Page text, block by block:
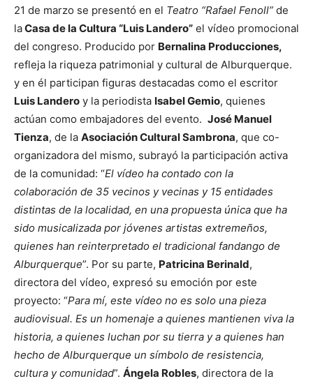
21 de marzo se presentó en el Teatro “Rafael Fenoll” de
laCasa de la Cultura “Luis Landero” el vídeo promocional
del congreso. Producido por Bernalina Producciones,
refleja la riqueza patrimonial y cultural de Alburquerque.
y en él participan figuras destacadas como el escritor
Luis Landero y la periodista Isabel Gemio, quienes
actúan como embajadores del evento. José Manuel
Tienza, de la Asociación Cultural Sambrona, que co-
organizadora del mismo, subrayó la participación activa
de la comunidad: “El vídeo ha contado con la
colaboración de 35 vecinos y vecinas y 15 entidades
distintas de la localidad, en una propuesta única que ha
sido musicalizada por jóvenes artistas extremeños,
quienes han reinterpretado el tradicional fandango de
Alburquerque”. Por su parte, Patricina Berinald,
directora del vídeo, expresó su emoción por este
proyecto: “Para mí, este vídeo no es solo una pieza
audiovisual. Es un homenaje a quienes mantienen viva la
historia, a quienes luchan por su tierra y a quienes han
hecho de Alburquerque un símbolo de resistencia,
cultura y comunidad”. Ángela Robles, directora de la